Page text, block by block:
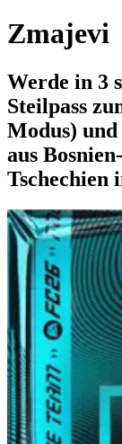
Zmajevi
Werde in 3
Steilpass
Modus)
aus
Tschechien